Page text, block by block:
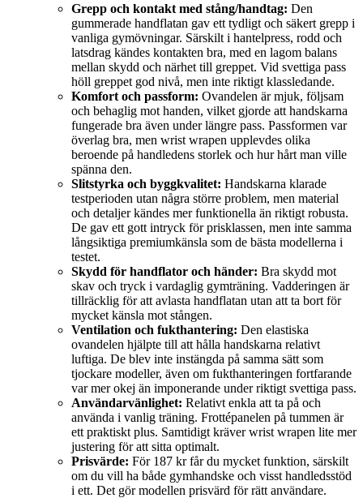
Grepp och kontakt med stång/handtag: Den
gummerade handflatan gav ett tydligt och säkert grepp i
vanliga gymövningar. Särskilt i hantelpress, rodd och
latsdrag kändes kontakten bra, med en lagom balans
mellan skydd och närhet till greppet. Vid svettiga pass
höll greppet god nivå, men inte riktigt klassledande.
Komfort och passform: Ovandelen är mjuk, följsam
och behaglig mot handen, vilket gjorde att handskarna
fungerade bra även under längre pass. Passformen var
överlag bra, men wrist wrapen upplevdes olika
beroende på handledens storlek och hur hårt man ville
spänna den.
Slitstyrka och byggkvalitet: Handskarna klarade
testperioden utan några större problem, men material
och detaljer kändes mer funktionella än riktigt robusta.
De gav ett gott intryck för prisklassen, men inte samma
långsiktiga premiumkänsla som de bästa modellerna i
testet.
Skydd för handflator och händer: Bra skydd mot
skav och tryck i vardaglig gymträning. Vadderingen är
tillräcklig för att avlasta handflatan utan att ta bort för
mycket känsla mot stången.
Ventilation och fukthantering: Den elastiska
ovandelen hjälpte till att hålla handskarna relativt
luftiga. De blev inte instängda på samma sätt som
tjockare modeller, även om fukthanteringen fortfarande
var mer okej än imponerande under riktigt svettiga pass.
Användarvänlighet: Relativt enkla att ta på och
använda i vanlig träning. Frottépanelen på tummen är
ett praktiskt plus. Samtidigt kräver wrist wrapen lite mer
justering för att sitta optimalt.
Prisvärde: För 187 kr får du mycket funktion, särskilt
om du vill ha både gymhandske och visst handledsstöd
i ett. Det gör modellen prisvärd för rätt användare.